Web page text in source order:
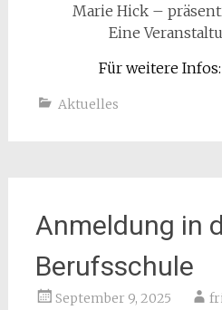
Marie Hick –
Eine
Für weitere
Aktuelles
Anmeldung in
Berufsschule
September 9, 2025